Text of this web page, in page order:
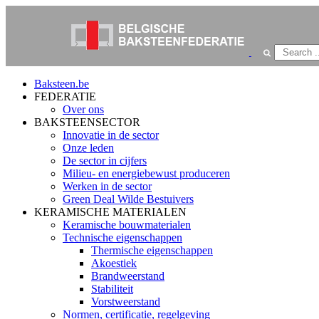
Baksteen.be
FEDERATIE
Over ons
BAKSTEENSECTOR
Innovatie in de sector
Onze leden
De sector in cijfers
Milieu- en energiebewust produceren
Werken in de sector
Green Deal Wilde Bestuivers
KERAMISCHE MATERIALEN
Keramische bouwmaterialen
Technische eigenschappen
Thermische eigenschappen
Akoestiek
Brandweerstand
Stabiliteit
Vorstweerstand
Normen, certificatie, regelgeving